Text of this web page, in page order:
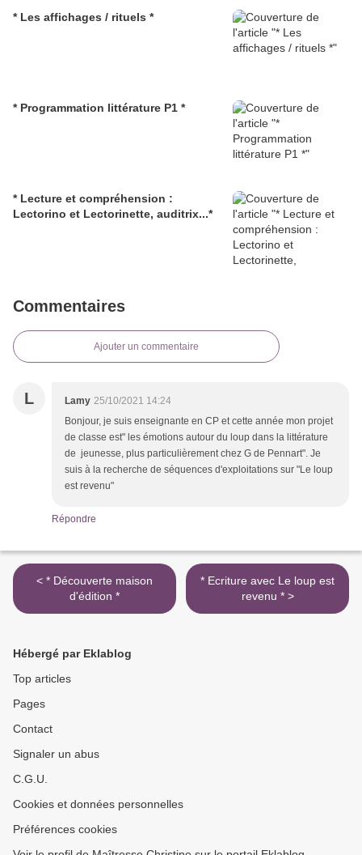
* Les affichages / rituels *
* Programmation littérature P1 *
* Lecture et compréhension :
Lectorino et Lectorinette, auditrix...*
Commentaires
Ajouter un commentaire
L Lamy 25/10/2021 14:24
Bonjour, je suis enseignante en CP et cette année mon projet
de classe est" les émotions autour du loup dans la littérature
de jeunesse, plus particulièrement chez G de Pennart". Je
suis à la recherche de séquences d'exploitations sur "Le loup
est revenu"
Répondre
< * Découverte maison
d'édition *
* Ecriture avec Le loup est
revenu * >
Hébergé par Eklablog
Top articles
Pages
Contact
Signaler un abus
C.G.U.
Cookies et données personnelles
Préférences cookies